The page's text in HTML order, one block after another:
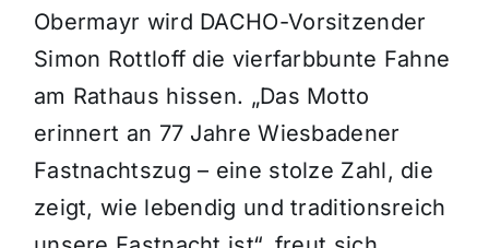
Obermayr wird DACHO-Vorsitzender
Simon Rottloff die vierfarbbunte Fahne
am Rathaus hissen. „Das Motto
erinnert an 77 Jahre Wiesbadener
Fastnachtszug – eine stolze Zahl, die
zeigt, wie lebendig und traditionsreich